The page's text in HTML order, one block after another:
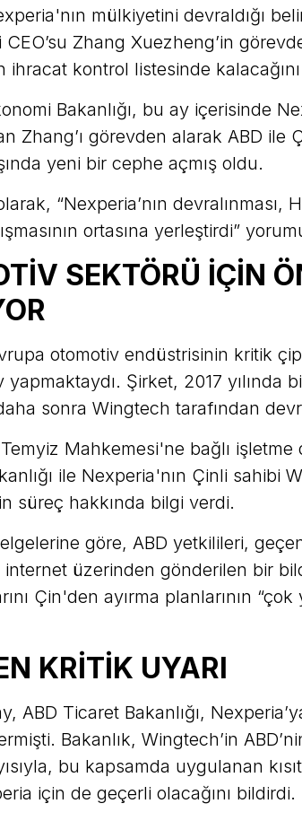
mülkiyetini devraldığı
Zhang Xuezheng’in
ihracat kontrol listesinde
Bakanlığı, bu ay içerisinde
Zhang’ı görevden alarak ABD ile
yeni bir cephe açmış oldu.
“Nexperia’nın devralınması,
ortasına yerleştirdi”
SEKTÖRÜ İÇİN
otomotiv endüstrisinin kritik
yapmaktaydı. Şirket, 2017 yılında
sonra Wingtech tarafından
Mahkemesi'ne bağlı işletme
ile Nexperia'nın Çinli sahibi
süreç hakkında bilgi verdi.
göre, ABD yetkilileri,
internet üzerinden gönderilen bir
Çin'den ayırma planlarının
KRİTİK UYARI
ABD Ticaret Bakanlığı,
Bakanlık, Wingtech’in
bu kapsamda uygulanan
için de geçerli olacağını bildirdi.